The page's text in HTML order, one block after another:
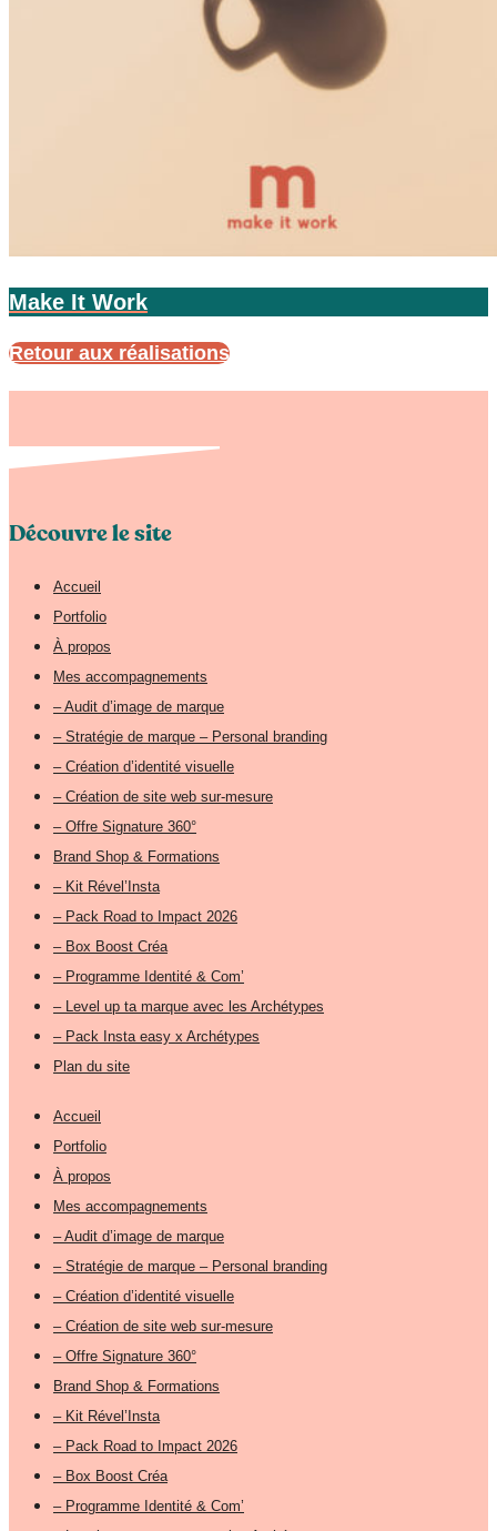
Make It Work
Retour aux réalisations
Découvre le site
Accueil
Portfolio
À propos
Mes accompagnements
– Audit d’image de marque
– Stratégie de marque – Personal branding
– Création d’identité visuelle
– Création de site web sur-mesure
– Offre Signature 360°
Brand Shop & Formations
– Kit Rével’Insta
– Pack Road to Impact 2026
– Box Boost Créa
– Programme Identité & Com’
– Level up ta marque avec les Archétypes
– Pack Insta easy x Archétypes
Plan du site
Accueil
Portfolio
À propos
Mes accompagnements
– Audit d’image de marque
– Stratégie de marque – Personal branding
– Création d’identité visuelle
– Création de site web sur-mesure
– Offre Signature 360°
Brand Shop & Formations
– Kit Rével’Insta
– Pack Road to Impact 2026
– Box Boost Créa
– Programme Identité & Com’